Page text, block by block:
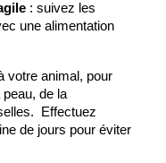
: suivez les
une alimentation
votre animal, pour
de la
Effectuez
de jours pour éviter